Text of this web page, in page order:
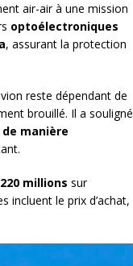
air-air à une mission
optoélectroniques
, assurant la protection
reste dépendant de
brouillé. Il a souligné
de manière
millions sur
incluent le prix d’achat,